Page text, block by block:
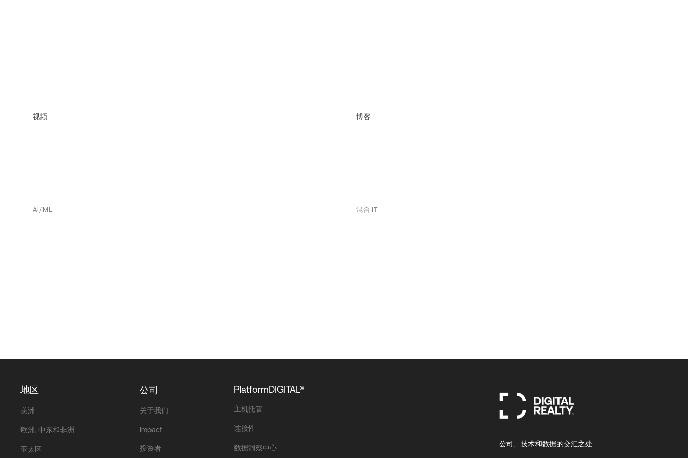
视频
AI/ML
博客
混合 IT
地区
美洲
欧洲, 中东和非洲
亚太区
公司
关于我们
Impact
投资者
PlatformDIGITAL®
主机托管
连接性
数据洞察中心 公司、技术和数据的交汇之处